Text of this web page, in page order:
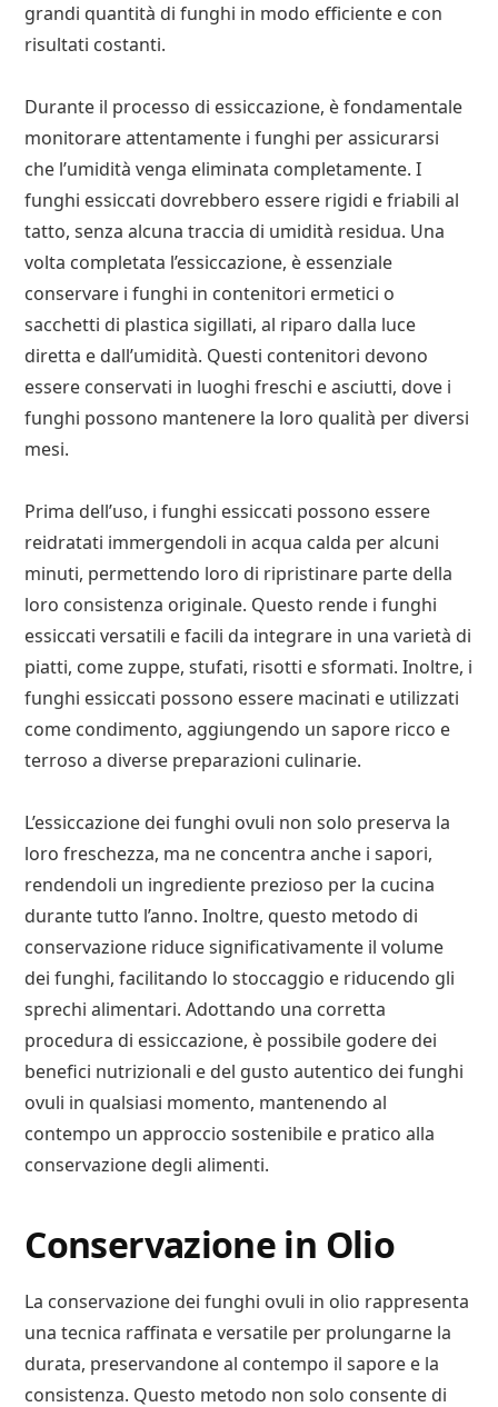
grandi quantità di funghi in modo efficiente e con
risultati costanti.
Durante il processo di essiccazione, è fondamentale
monitorare attentamente i funghi per assicurarsi
che l’umidità venga eliminata completamente. I
funghi essiccati dovrebbero essere rigidi e friabili al
tatto, senza alcuna traccia di umidità residua. Una
volta completata l’essiccazione, è essenziale
conservare i funghi in contenitori ermetici o
sacchetti di plastica sigillati, al riparo dalla luce
diretta e dall’umidità. Questi contenitori devono
essere conservati in luoghi freschi e asciutti, dove i
funghi possono mantenere la loro qualità per diversi
mesi.
Prima dell’uso, i funghi essiccati possono essere
reidratati immergendoli in acqua calda per alcuni
minuti, permettendo loro di ripristinare parte della
loro consistenza originale. Questo rende i funghi
essiccati versatili e facili da integrare in una varietà di
piatti, come zuppe, stufati, risotti e sformati. Inoltre, i
funghi essiccati possono essere macinati e utilizzati
come condimento, aggiungendo un sapore ricco e
terroso a diverse preparazioni culinarie.
L’essiccazione dei funghi ovuli non solo preserva la
loro freschezza, ma ne concentra anche i sapori,
rendendoli un ingrediente prezioso per la cucina
durante tutto l’anno. Inoltre, questo metodo di
conservazione riduce significativamente il volume
dei funghi, facilitando lo stoccaggio e riducendo gli
sprechi alimentari. Adottando una corretta
procedura di essiccazione, è possibile godere dei
benefici nutrizionali e del gusto autentico dei funghi
ovuli in qualsiasi momento, mantenendo al
contempo un approccio sostenibile e pratico alla
conservazione degli alimenti.
Conservazione in Olio
La conservazione dei funghi ovuli in olio rappresenta
una tecnica raffinata e versatile per prolungarne la
durata, preservandone al contempo il sapore e la
consistenza. Questo metodo non solo consente di